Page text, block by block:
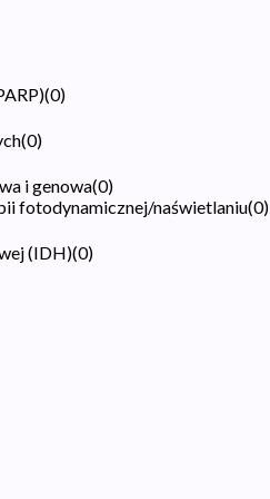
(0)
(0)
i genowa(0)
fotodynamicznej/naświetlaniu(0)
(IDH)(0)